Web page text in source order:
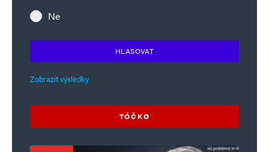
Ne
HLASOVAT
Zobrazit výsledky
TÓČKO